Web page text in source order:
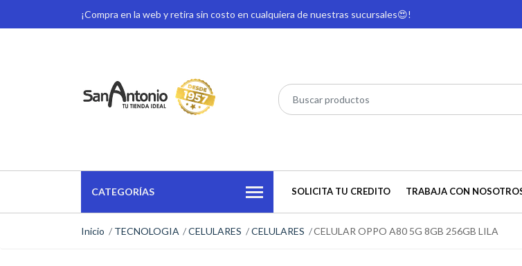
¡Compra en la web y retira sin costo en cualquiera de nuestras sucursales😍!
CATEGORÍAS SOLICITA TU CREDITO TRABAJA CON
Inicio TECNOLOGIA CELULARES CELULARES CELULAR OPPO A80 5G 8GB 256GB LILA